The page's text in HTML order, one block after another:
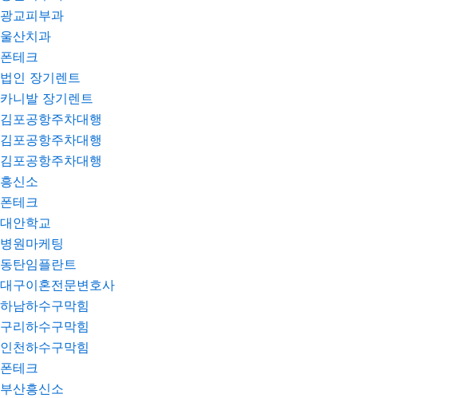
광교피부과
울산치과
폰테크
법인 장기렌트
카니발 장기렌트
김포공항주차대행
김포공항주차대행
김포공항주차대행
흥신소
폰테크
대안학교
병원마케팅
동탄임플란트
대구이혼전문변호사
하남하수구막힘
구리하수구막힘
인천하수구막힘
폰테크
부산흥신소